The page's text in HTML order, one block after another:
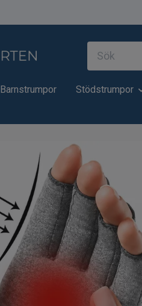
Barnstrumpor Stödstrumpor